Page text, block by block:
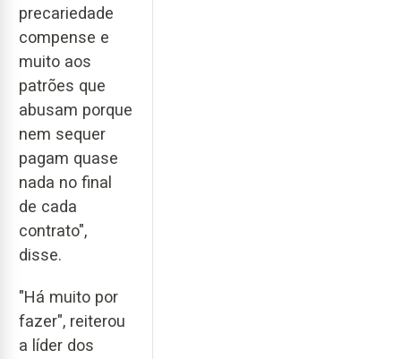
precariedade
compense e
muito aos
patrões que
abusam porque
nem sequer
pagam quase
nada no final
de cada
contrato",
disse.
"Há muito por
fazer", reiterou
a líder dos